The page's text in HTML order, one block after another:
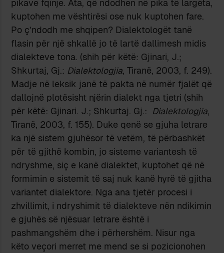
pikave fqinje. Ata, që ndodhen në pika të largëta,
kuptohen me vështirësi ose nuk kuptohen fare.
Po ç’ndodh me shqipen? Dialektologët tanë
flasin për një shkallë jo të lartë dallimesh midis
dialekteve tona. (shih për këtë: Gjinari, J.;
Shkurtaj, Gj.: Dialektologjia, Tiranë, 2003, f. 249).
Madje në leksik janë të pakta në numër fjalët që
dallojnë plotësisht njërin dialekt nga tjetri (shih
për këtë: Gjinari. J.; Shkurtaj. Gj.: Dialektologjia,
Tiranë, 2003, f. 155). Duke qenë se gjuha letrare
ka një sistem gjuhësor të vetëm, të përbashkët
për të gjithë kombin, jo sisteme variantesh të
ndryshme, siç e kanë dialektet, kuptohet që në
formimin e sistemit të saj nuk kanë hyrë të gjitha
variantet dialektore. Nga ana tjetër procesi i
zhvillimit, i ndryshimit të dialekteve nën ndikimin
e gjuhës së njësuar letrare është i
pashmangshëm dhe i përhershëm. Nisur nga
këto veçori merret me mend se si pozicionohen